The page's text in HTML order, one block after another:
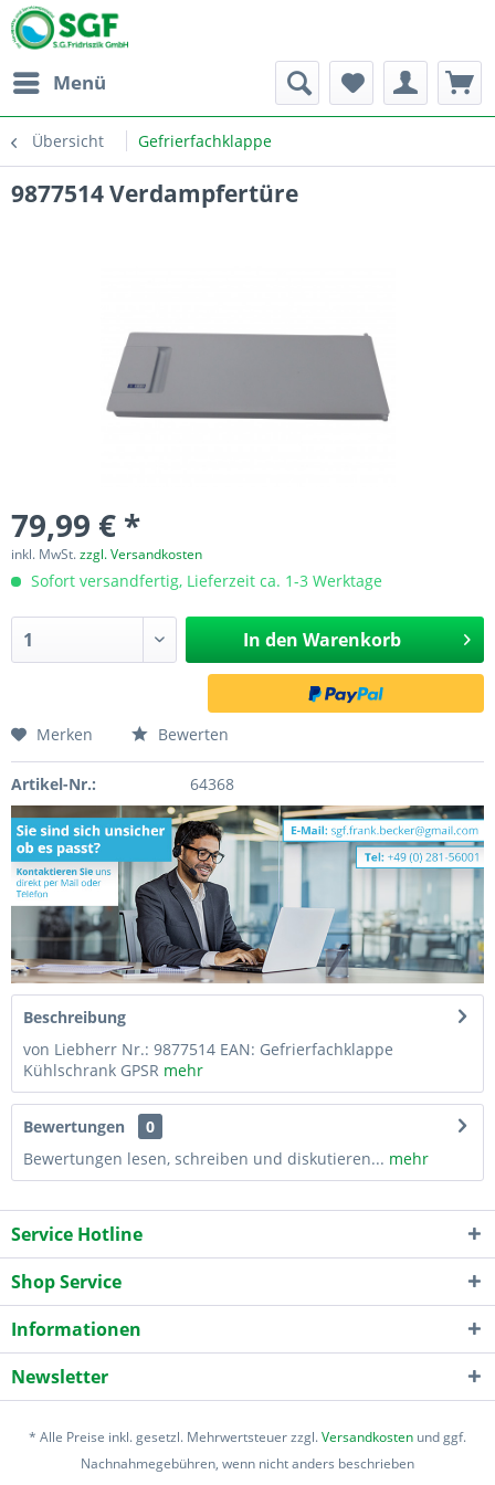
Menü
Übersicht Gefrierfachklappe
9877514 Verdampfertüre
79,99 € *
inkl. MwSt.zzgl. Versandkosten
Sofort versandfertig, Lieferzeit ca. 1-3 Werktage
In den Warenkorb
Merken Bewerten
Artikel-Nr.: 64368
Beschreibung
von Liebherr Nr.: 9877514 EAN: Gefrierfachklappe
Kühlschrank GPSR mehr
Bewertungen
0
Bewertungen lesen, schreiben und diskutieren... mehr
Service Hotline
Shop Service
Informationen
Newsletter
* Alle Preise inkl. gesetzl. Mehrwertsteuer zzgl.Versandkosten und ggf.
Nachnahmegebühren, wenn nicht anders beschrieben